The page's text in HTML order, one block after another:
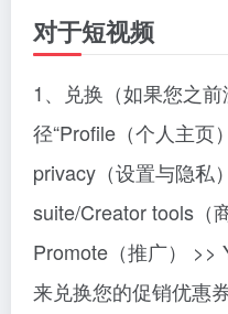
对于短视频
1、兑换（如果您之
径“Profile（个人主页
privacy（设置与隐私
suite/Creator tools（
Promote（推广） >>
来兑换您的促销优惠券